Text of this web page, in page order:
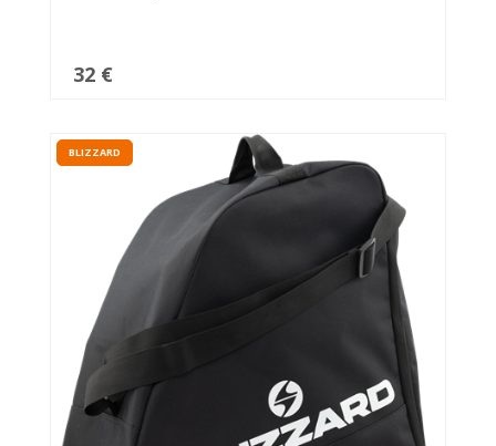
32 €
BLIZZARD